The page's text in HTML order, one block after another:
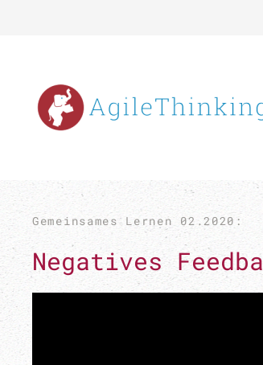
Gemeinsames Lernen 02.2020:
Negatives